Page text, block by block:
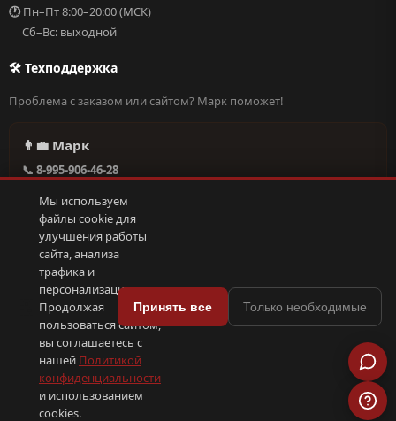
🕐Пн–Пт 8:00–20:00 (МСК)
Сб–Вс: выходной
🛠 Техподдержка
Проблема с заказом или сайтом? Марк поможет!
👨‍💼 Марк
📞 8-995-906-46-28
🕐 Круглосуточно, без выходных
Написать в поддержку →
© 2026 С иголочки | 37. Все права защищены.
🛠 Поддержка·Оферта· 📦 YML-фид
Сделано в .su
Мы используем
файлы cookie для
улучшения работы
сайта, анализа
трафика и
персонализации.
Продолжая
пользоваться сайтом,
вы соглашаетесь с
нашей Политикой
конфиденциальности
и использованием
cookies.
Принять все Только необходимые